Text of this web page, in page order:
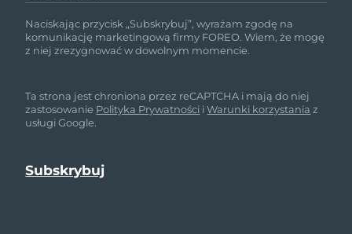
Naciskając przycisk „Subskrybuj”, wyrażam zgodę na
komunikację marketingową firmy FOREO. Wiem, że mogę
z niej zrezygnować w dowolnym momencie.
Ta strona jest chroniona przez reCAPTCHA i mają do niej
zastosowanie Polityka Prywatności iWarunki korzystania z
usługi Google.